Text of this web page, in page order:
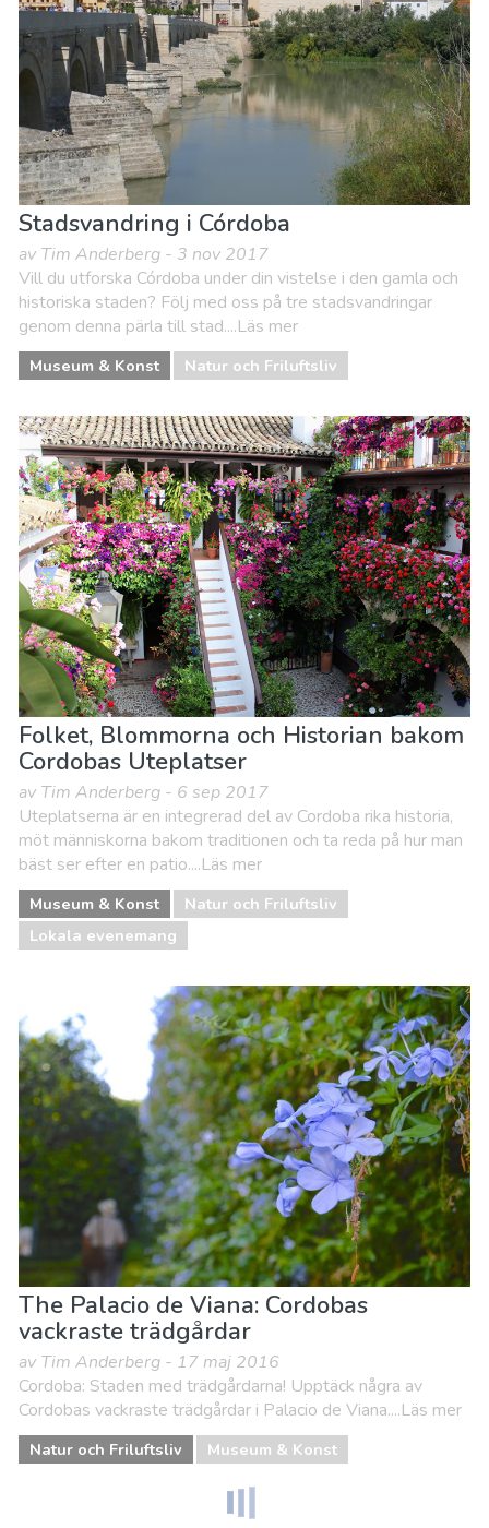
Stadsvandring i Córdoba
av Tim Anderberg - 3 nov 2017
Vill du utforska Córdoba under din vistelse i den gamla och
historiska staden? Följ med oss på tre stadsvandringar
genom denna pärla till stad....Läs mer
Museum & Konst Natur och Friluftsliv
Folket, Blommorna och Historian bakom
Cordobas Uteplatser
av Tim Anderberg - 6 sep 2017
Uteplatserna är en integrerad del av Cordoba rika historia,
möt människorna bakom traditionen och ta reda på hur man
bäst ser efter en patio....Läs mer
Museum & Konst
Natur och Friluftsliv
Lokala evenemang
The Palacio de Viana: Cordobas
vackraste trädgårdar
av Tim Anderberg - 17 maj 2016
Cordoba: Staden med trädgårdarna! Upptäck några av
Cordobas vackraste trädgårdar i Palacio de Viana....Läs mer
Natur och Friluftsliv Museum & Konst